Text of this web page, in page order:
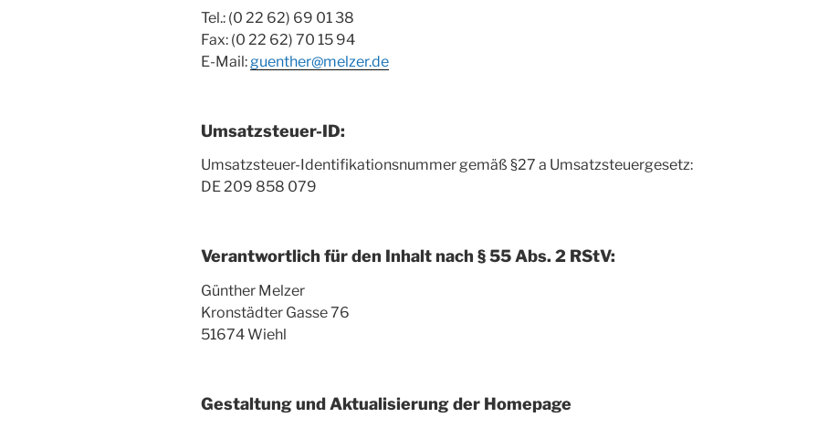
Tel.: (0 22 62) 69 01 38
Fax: (0 22 62) 70 15 94
E-Mail:guenther@melzer.de
Umsatzsteuer-ID:
Umsatzsteuer-Identifikationsnummer gemäß §27 a Umsatzsteuergesetz:
DE 209 858 079
Verantwortlich für den Inhalt nach § 55 Abs. 2 RStV:
Günther Melzer
Kronstädter Gasse 76
51674 Wiehl
Gestaltung und Aktualisierung der Homepage